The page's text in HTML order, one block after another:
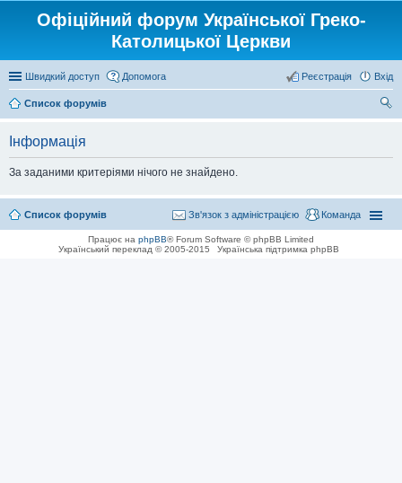
Офіційний форум Української Греко-
Католицької Церкви
Швидкий доступ Допомога Вхід
Реєстрація
Список форумів
Інформація
За заданими критеріями нічого не знайдено.
Список форумів Команда
Зв'язок з адміністрацією
Працює на phpBB® Forum Software © phpBB Limited
Український переклад © 2005-2015
Українська підтримка phpBB